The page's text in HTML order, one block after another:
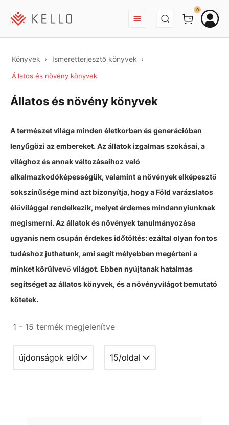
BEJELENTKEZÉS
0
Könyvek Ismeretterjesztő könyvek
Állatos és növény könyvek
Állatos és növény könyvek
A természet világa minden életkorban és generációban
lenyűgözi az embereket. Az állatok izgalmas szokásai, a
világhoz és annak változásaihoz való
alkalmazkodóképességük, valamint a növények elképesztő
sokszínűsége mind azt bizonyítja, hogy a Föld varázslatos
élővilággal rendelkezik, melyet érdemes mindannyiunknak
megismerni. Az állatok és növények tanulmányozása
ugyanis nem csupán érdekes időtöltés: ezáltal olyan fontos
tudáshoz juthatunk, ami segít mélyebben megérteni a
minket körülvevő világot. Ebben nyújtanak hatalmas
segítséget az állatos könyvek, és a növényvilágot bemutató
kötetek.
1 - 15 termék megjelenítve